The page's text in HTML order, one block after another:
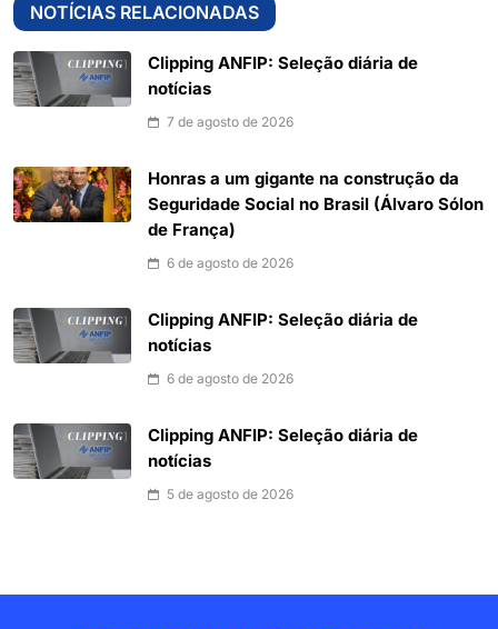
NOTÍCIAS RELACIONADAS
Clipping ANFIP: Seleção diária de
notícias
7 de agosto de 2026
Honras a um gigante na construção da
Seguridade Social no Brasil (Álvaro Sólon
de França)
6 de agosto de 2026
Clipping ANFIP: Seleção diária de
notícias
6 de agosto de 2026
Clipping ANFIP: Seleção diária de
notícias
5 de agosto de 2026